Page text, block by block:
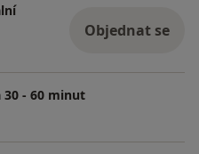
Objednat se
- 60 minut